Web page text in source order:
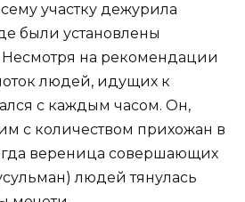
участку дежурила
были установлены
Несмотря на рекомендации
людей, идущих к
с каждым часом. Он,
с количеством прихожан в
вереница совершающих
людей тянулась